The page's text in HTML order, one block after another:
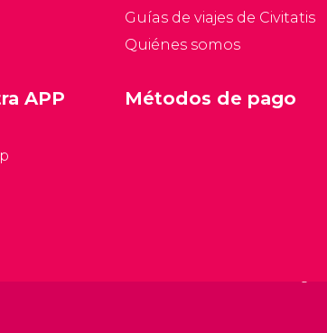
Guías de viajes de Civitatis
Quiénes somos
APP Métodos de pago